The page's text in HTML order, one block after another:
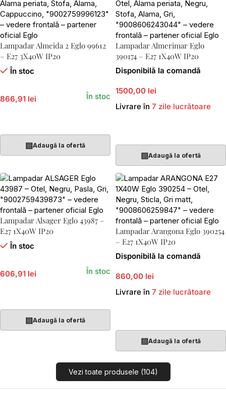
Lampadar Almeida 2 Eglo 99612
– E27 3X40W IP20
În stoc
866,91 lei În stoc
▤Adaugă la ofertă
Lampadar Almerimar Eglo
390174 – E27 1X40W IP20
Disponibilă la comandă
1500,00 lei
Livrare în 7 zile lucrătoare
▤Adaugă la ofertă
Lampadar Alsager Eglo 43987 –
E27 1X40W IP20
În stoc
606,91 lei În stoc
▤Adaugă la ofertă
Lampadar Arangona Eglo 390254
– E27 1X40W IP20
Disponibilă la comandă
860,00 lei
Livrare în 7 zile lucrătoare
▤Adaugă la ofertă
Vezi toate produsele (104)